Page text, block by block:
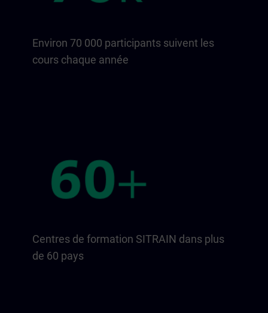
Environ 70 000 participants suivent les
cours chaque année
Centres de formation SITRAIN dans plus
de 60 pays